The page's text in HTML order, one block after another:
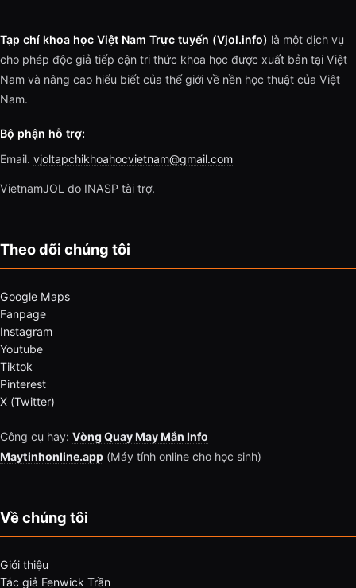
Tạp chí khoa học Việt Nam Trực tuyến (Vjol.info) là một dịch vụ
cho phép độc giả tiếp cận tri thức khoa học được xuất bản tại Việt
Nam và nâng cao hiểu biết của thế giới về nền học thuật của Việt
Nam.
Bộ phận hỗ trợ:
Email. vjoltapchikhoahocvietnam@gmail.com
VietnamJOL do INASP tài trợ.
Theo dõi chúng tôi
Google Maps
Fanpage
Instagram
Youtube
Tiktok
Pinterest
X (Twitter)
Công cụ hay: Vòng Quay May Mắn Info
Maytinhonline.app (Máy tính online cho học sinh)
Về chúng tôi
Giới thiệu
Tác giả Fenwick Trần